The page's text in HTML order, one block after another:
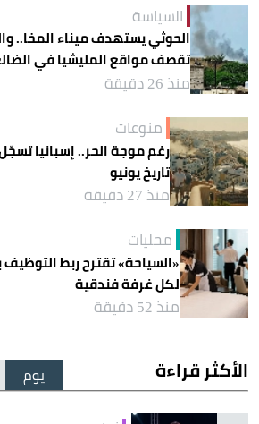
السياسة
الحوثي يستهدف ميناء المخا..
تقصف مواقع المليشيا في
منذ 26 دقيقة
منوعات
رغم موجة الحر.. إسبانيا
تاريخ يونيو
منذ 27 دقيقة
محليات
لكل غرفة فندقية
منذ 52 دقيقة
الأكثر قراءة يوم